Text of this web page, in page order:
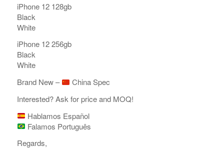
iPhone 12 128gb
Black
White
iPhone 12 256gb
Black
White
Brand New –
China Spec
Interested? Ask for price and MOQ!
Hablamos Español
Falamos Português
Regards,